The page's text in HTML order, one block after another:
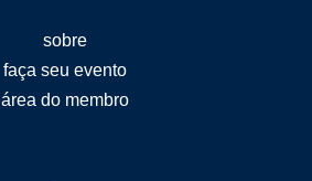
sobre
faça seu evento
área do membro